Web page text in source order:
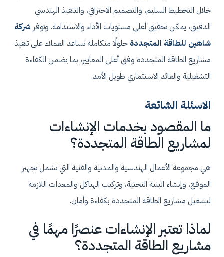
خلال التخطيط السليم، والتصميم الاحترافي، والتنفيذ الهندسي
الدقيق، يمكن تحقيق أعلى مستويات الأداء والاستدامة. وتوفر شركة
شاهين للطاقة المتجددة حلولًا متكاملة تساعد العملاء على تنفيذ
مشاريع الطاقة المتجددة وفق أعلى المعايير، بما يضمن الكفاءة
التشغيلية والعائد الاستثماري طويل الأمد.
الاسئلة الشائعة
ما المقصود بخدمات الإنشاءات
لمشاريع الطاقة المتجددة؟
هي مجموعة الأعمال الهندسية والمدنية والفنية التي تشمل تجهيز
الموقع، وإنشاء البنية التحتية، وتركيب الهياكل والمعدات اللازمة
لتشغيل مشاريع الطاقة المتجددة بكفاءة وأمان.
لماذا تعتبر الإنشاءات عنصرًا مهمًا في
مشاريع الطاقة المتجددة؟